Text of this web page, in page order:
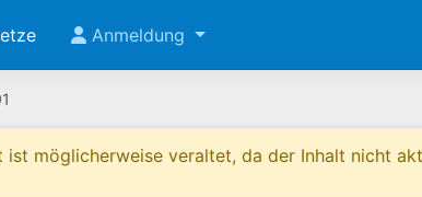
Anmeldung
ist möglicherweise veraltet, da der Inhalt nicht